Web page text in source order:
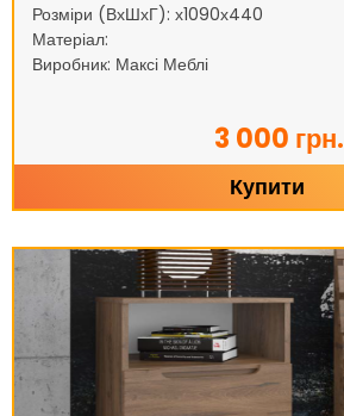
Розміри (ВхШхГ): х1090х440
Матеріал:
Виробник: Максі Меблі
3 000 грн.
Купити